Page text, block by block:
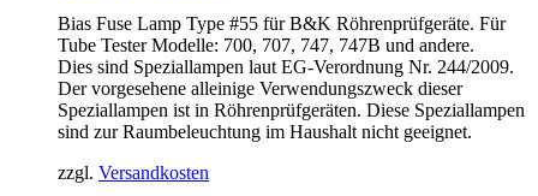
Bias Fuse Lamp Type #55 für B&K Röhrenprüfgeräte. Für
Tube Tester Modelle: 700, 707, 747, 747B und andere.
Dies sind Speziallampen laut EG-Verordnung Nr. 244/2009.
Der vorgesehene alleinige Verwendungszweck dieser
Speziallampen ist in Röhrenprüfgeräten. Diese Speziallampen
sind zur Raumbeleuchtung im Haushalt nicht geeignet.
zzgl. Versandkosten